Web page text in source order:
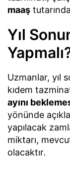
maaş
Yıl
Uzmanlar, yıl
kıdem
ayını
yönünde
yapılacak
miktarı,
olacaktır.